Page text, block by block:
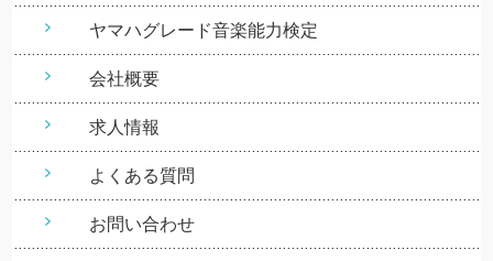
ヤマハグレード音楽能力検定
会社概要
求人情報
よくある質問
お問い合わせ